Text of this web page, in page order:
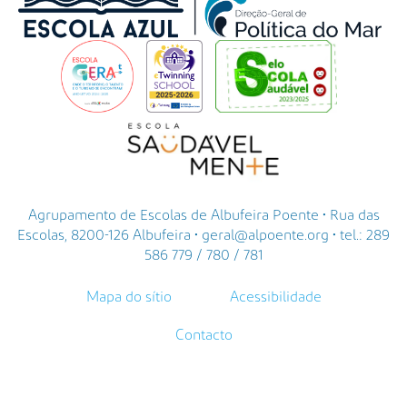
Agrupamento de Escolas de Albufeira Poente • Rua das
Escolas, 8200-126 Albufeira • geral@alpoente.org • tel.: 289
586 779 / 780 / 781
Mapa do sítio Acessibilidade
Contacto